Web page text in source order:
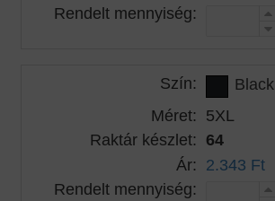
Rendelt mennyiség:
Szín:
Black
Méret: 5XL
Raktár készlet: 64
Ár: 2.343 Ft
Rendelt mennyiség: